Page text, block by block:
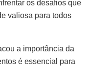
os desafios que
valiosa para todos
a importância da
é essencial para